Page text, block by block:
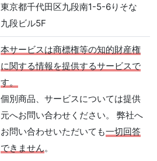
東京都千代田区九段南1-5-6りそな
九段ビル5F
本サービスは商標権等の知的財産権
に関する情報を提供するサービスで
す。
個別商品、サービスについては提供
元へお問い合わせください。 弊社へ
お問い合わせいただいても一切回答
できません。